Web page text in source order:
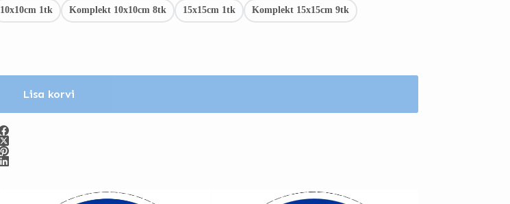
10x10cm 1tk Komplekt 10x10cm 8tk 15x15cm 1tk Komplekt 15x15cm 9tk
Lisa korvi